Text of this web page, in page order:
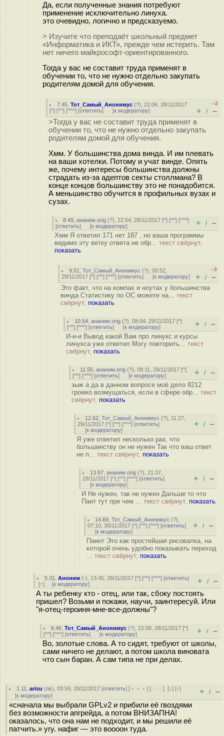
Да, если полученные знания потребуют
применение исключительно линуха.
это очевидно, логично и предсказуемо.
> Изучите что преподаёт школьный предмет
«Информатика и ИКТ», прежде чем истерить. Там
нет ничего майкрософт-ориентированного.
Тогда у вас не составит труда применят в
обучении то, что не нужно отдельно закупать
родителям домой для обучения.
7.45 ,Тот_Самый_Анонимус (?), 22:06, 28/11/2017
[^] [^^] [^^^] [ответить] [к модератору]
–2
+ / –
>Тогда у вас не составит труда применят в
обучении то, что не нужно отдельно закупать
родителям домой для обучения.
Хмм. У большинства дома винда. И им плевать
на ваши хотелки. Потому и учат винде. Опять
же, почему интересы большинства должны
страдать из-за адептов секты столлмана? В
конце концов большинству это не понадобится.
А меньшинство обучится в профильных вузах и
сузах.
8.49 ,ананим.orig (?), 22:54, 28/11/2017 [^] [^^] [^^^]
[ответить] [к модератору] + / –
Хмм Я ответил 171 нет 187 , но ваша программы
видимо эту ветку ответа не обр... текст свёрнут,
показать
9.51 ,Тот_Самый_Анонимус (?), 05:52,
29/11/2017 [^] [^^] [^^^] [ответить] [к модератору]
–3
+ / –
Это факт, что на компах и ноутах у большинства
винда Статистику по ОС можете на... текст
свёрнут, показать
10.54 ,ананим.orig (?), 08:04, 29/11/2017 [^]
[^^] [^^^] [ответить] [к модератору] + / –
И-и-и Вывод какой Вам про линукс и курсы
линукса уже ответил Могу повторить... текст
свёрнут, показать
11.55 ,ананим.orig (?), 08:11, 29/11/2017 [^]
[^^] [^^^] [ответить] [к модератору] + / –
зыж а да в данном вопросе моё дело 8212
громко возмущаться, если в сфере обр... текст
свёрнут, показать
12.62 ,Тот_Самый_Анонимус (?), 11:27,
29/11/2017 [^] [^^] [^^^] [ответить]
[к модератору]
+ / –
Я уже ответил несколько раз, что
большинству он не нужен Так что ваш ответ
не п... текст свёрнут, показать
13.67 ,ананим.orig (?), 21:37,
29/11/2017 [^] [^^] [^^^] [ответить]
[к модератору]
+ / –
И Не нужен, так не нужен Дальше то что
Паит тут при чем ... текст свёрнут, показать
14.69 ,Тот_Самый_Анонимус (?),
07:10, 30/11/2017 [^] [^^] [^^^] [ответить]
[к модератору]
+ / –
Паинт Это как простейшая рисовалка, на
которой очень удобно показывать переход
... текст свёрнут, показать
5.31 ,Аноним (-), 13:45, 28/11/2017 [^] [^^] [^^^] [ответить]
[↑] [к модератору] + / –
А ты ребенку кто - отец, или так, сбоку постоять
пришел? Возьми и покажи, научи, заинтересуй. Или
"я-отец-героиня-мне-все-должны"?
6.46 ,Тот_Самый_Анонимус (?), 22:08, 28/11/2017 [^]
[^^] [^^^] [ответить] [к модератору] + / –
Во, золотые слова. А то сидят, требуют от школы,
сами ничего не делают, а потом школа виновата
что сын баран. А сам типа не при делах.
1.11 ,arisu (ok), 03:59, 28/11/2017 [ответить] [ ﹢﹢﹢] [ · · ·][↓] [↑]
[к модератору] + / –
«сначала мы выбрали GPLv2 и прибили её гвоздями
без возможности апгрейда, а потом ВНИЗАПНА!
оказалось, что она нам не подходит, и мы решили её
патчить.» угу. нафиг — это воооон туда.